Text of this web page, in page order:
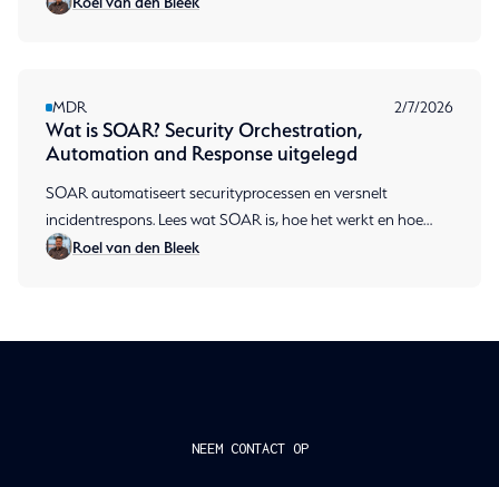
MDR 2/7/2026
Wat is SOAR? Security Orchestration,
Automation and Response uitgelegd
SOAR automatiseert securityprocessen en versnelt
incidentrespons. Lees wat SOAR is, hoe het werkt en hoe
MDR het inzet. Plan een gesprek.
Roel van den Bleek
NEEM CONTACT OP